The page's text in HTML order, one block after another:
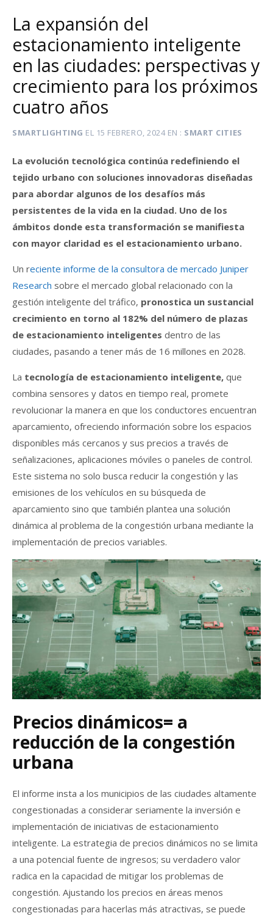
La expansión del
estacionamiento inteligente
en las ciudades: perspectivas y
crecimiento para los próximos
cuatro años
SMARTLIGHTING EL 15 FEBRERO, 2024EN SMART CITIES
La evolución tecnológica continúa redefiniendo el
tejido urbano con soluciones innovadoras diseñadas
para abordar algunos de los desafíos más
persistentes de la vida en la ciudad. Uno de los
ámbitos donde esta transformación se manifiesta
con mayor claridad es el estacionamiento urbano.
Un reciente informe de la consultora de mercado Juniper
Research sobre el mercado global relacionado con la
gestión inteligente del tráfico, pronostica un sustancial
crecimiento en torno al 182% del número de plazas
de estacionamiento inteligentes dentro de las
ciudades, pasando a tener más de 16 millones en 2028.
La tecnología de estacionamiento inteligente, que
combina sensores y datos en tiempo real, promete
revolucionar la manera en que los conductores encuentran
aparcamiento, ofreciendo información sobre los espacios
disponibles más cercanos y sus precios a través de
señalizaciones, aplicaciones móviles o paneles de control.
Este sistema no solo busca reducir la congestión y las
emisiones de los vehículos en su búsqueda de
aparcamiento sino que también plantea una solución
dinámica al problema de la congestión urbana mediante la
implementación de precios variables.
Precios dinámicos= a
reducción de la congestión
urbana
El informe insta a los municipios de las ciudades altamente
congestionadas a considerar seriamente la inversión e
implementación de iniciativas de estacionamiento
inteligente. La estrategia de precios dinámicos no se limita
a una potencial fuente de ingresos; su verdadero valor
radica en la capacidad de mitigar los problemas de
congestión. Ajustando los precios en áreas menos
congestionadas para hacerlas más atractivas, se puede